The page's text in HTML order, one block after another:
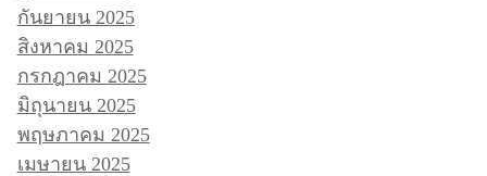
กันยายน 2025
สิงหาคม 2025
กรกฎาคม 2025
มิถุนายน 2025
พฤษภาคม 2025
เมษายน 2025